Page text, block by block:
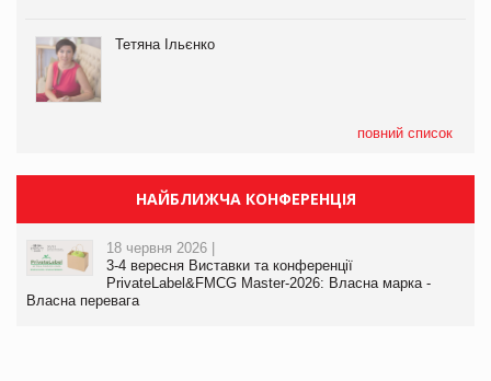
Тетяна Ільєнко
повний список
НАЙБЛИЖЧА КОНФЕРЕНЦІЯ
18 червня 2026 |
3-4 вересня Виставки та конференції
PrivateLabel&FMCG Master-2026: Власна марка -
Власна перевага